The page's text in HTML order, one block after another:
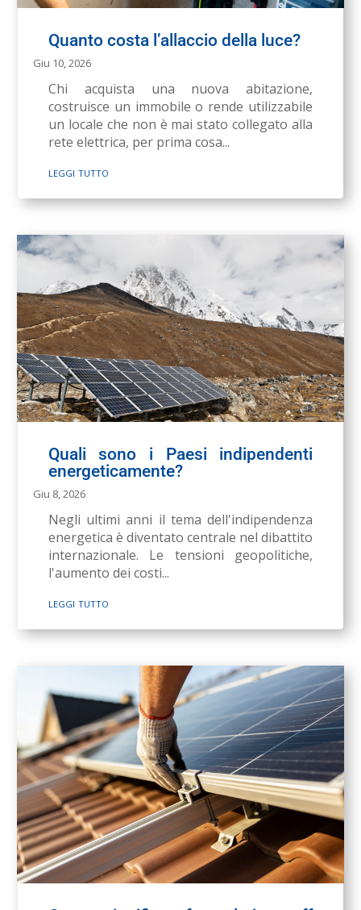
Quanto costa l’allaccio della luce?
Giu 10, 2026
Chi acquista una nuova abitazione,
costruisce un immobile o rende utilizzabile
un locale che non è mai stato collegato alla
rete elettrica, per prima cosa...
leggi tutto
Quali sono i Paesi indipendenti
energeticamente?
Giu 8, 2026
Negli ultimi anni il tema dell'indipendenza
energetica è diventato centrale nel dibattito
internazionale. Le tensioni geopolitiche,
l'aumento dei costi...
leggi tutto